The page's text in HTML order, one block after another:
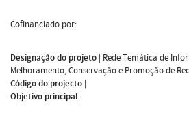
Cofinanciado por:
Designação do projeto | Rede Temática de
Melhoramento, Conservação e Promoção de
Código do projecto |
Objetivo principal |